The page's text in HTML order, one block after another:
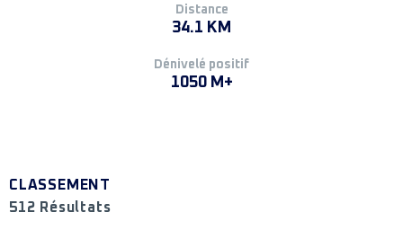
Distance
34.1 KM
Dénivelé positif
1050 M+
CLASSEMENT
512 Résultats